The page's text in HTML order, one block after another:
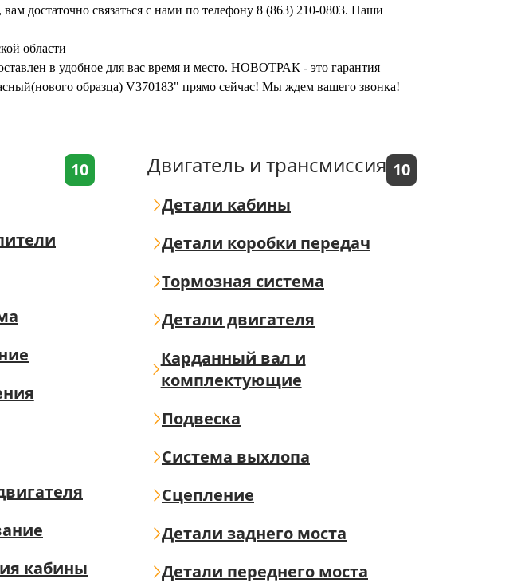
достаточно связаться с нами по телефону 8 (863) 210-0803. Наши
области
в удобное для вас время и место. НОВОТРАК - это гарантия
образца) V370183" прямо сейчас! Мы ждем вашего звонка!
10
кабины
Двигатель и трансмиссия 10
Детали кабины
Детали коробки передач
Тормозная система
Детали двигателя
Карданный вал и
комплектующие
Подвеска
Система выхлопа
Сцепление
Детали заднего моста
Детали переднего моста